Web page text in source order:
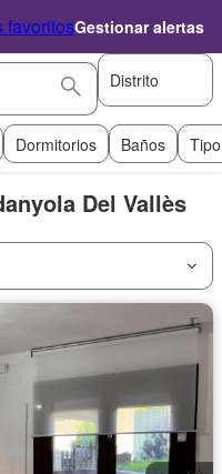
favoritosGestionar alertas
Distrito
Dormitorios Baños
Del Vallès